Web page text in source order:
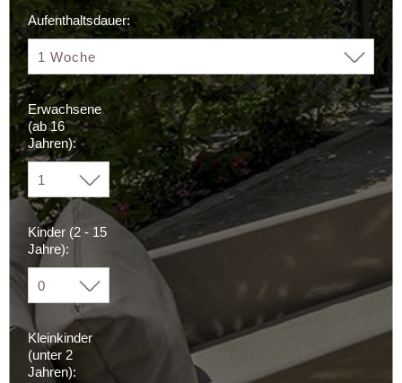
Aufenthaltsdauer:
Erwachsene
(ab 16
Jahren):
Kinder (2 - 15
Jahre):
Kleinkinder
(unter 2
Jahren):